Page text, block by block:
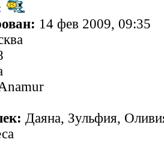
14 фев 2009, 09:35
Даяна, Зульфия,